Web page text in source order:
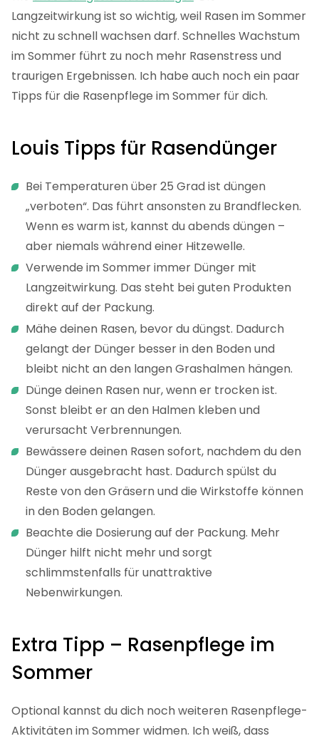
Langzeitwirkung ist so wichtig, weil Rasen im Sommer
nicht zu schnell wachsen darf. Schnelles Wachstum
im Sommer führt zu noch mehr Rasenstress und
traurigen Ergebnissen. Ich habe auch noch ein paar
Tipps für die Rasenpflege im Sommer für dich.
Louis Tipps für Rasendünger
Bei Temperaturen über 25 Grad ist düngen
„verboten“. Das führt ansonsten zu Brandflecken.
Wenn es warm ist, kannst du abends düngen –
aber niemals während einer Hitzewelle.
Verwende im Sommer immer Dünger mit
Langzeitwirkung. Das steht bei guten Produkten
direkt auf der Packung.
Mähe deinen Rasen, bevor du düngst. Dadurch
gelangt der Dünger besser in den Boden und
bleibt nicht an den langen Grashalmen hängen.
Dünge deinen Rasen nur, wenn er trocken ist.
Sonst bleibt er an den Halmen kleben und
verursacht Verbrennungen.
Bewässere deinen Rasen sofort, nachdem du den
Dünger ausgebracht hast. Dadurch spülst du
Reste von den Gräsern und die Wirkstoffe können
in den Boden gelangen.
Beachte die Dosierung auf der Packung. Mehr
Dünger hilft nicht mehr und sorgt
schlimmstenfalls für unattraktive
Nebenwirkungen.
Extra Tipp – Rasenpflege im
Sommer
Optional kannst du dich noch weiteren Rasenpflege-
Aktivitäten im Sommer widmen. Ich weiß, dass